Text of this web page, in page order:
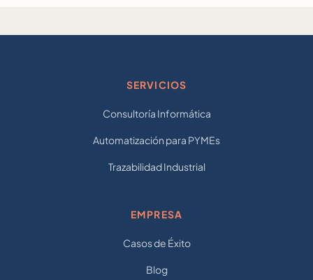
SERVICIOS
Consultoría Informática
Automatización para PYMEs
Trazabilidad Industrial
EMPRESA
Casos de Éxito
Blog